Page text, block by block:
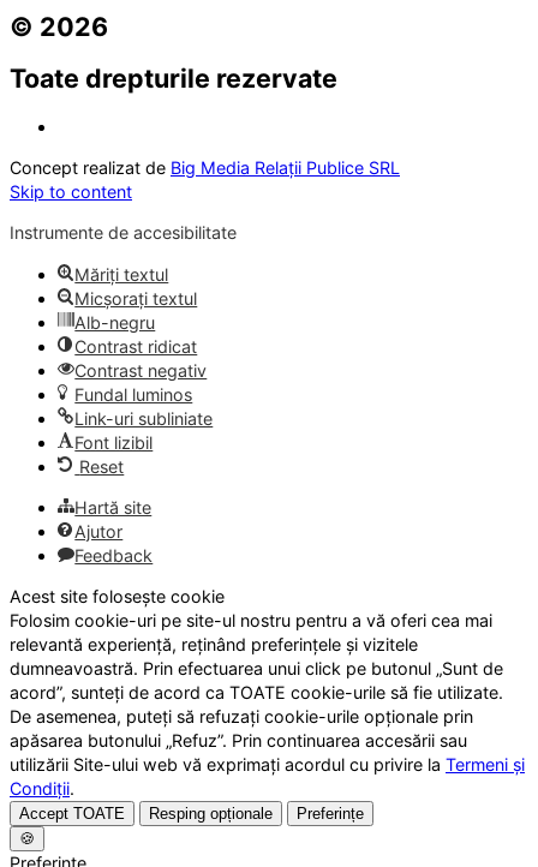
© 2026
Toate drepturile rezervate
Concept realizat de Big Media Relații Publice SRL
Skip to content
Instrumente de accesibilitate
Măriți textul
Micșorați textul
Alb-negru
Contrast ridicat
Contrast negativ
Fundal luminos
Link-uri subliniate
Font lizibil
Reset
Hartă site
Ajutor
Feedback
Acest site folosește cookie
Folosim cookie-uri pe site-ul nostru pentru a vă oferi cea mai
relevantă experiență, reținând preferințele și vizitele
dumneavoastră. Prin efectuarea unui click pe butonul „Sunt de
acord”, sunteți de acord ca TOATE cookie-urile să fie utilizate.
De asemenea, puteți să refuzați cookie-urile opționale prin
apăsarea butonului „Refuz”. Prin continuarea accesării sau
utilizării Site-ului web vă exprimați acordul cu privire la Termeni și
Condiții.
Accept TOATE Resping opționale
Preferințe
🍪
Preferințe